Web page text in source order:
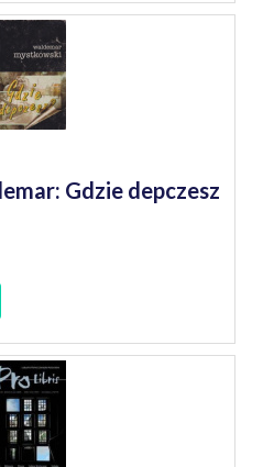
Gdzie depczesz